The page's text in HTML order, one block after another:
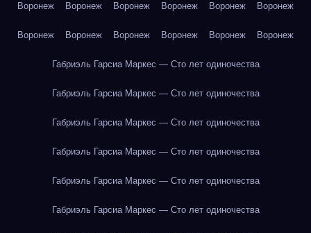
Воронеж Воронеж Воронеж Воронеж Воронеж Воронеж
Воронеж Воронеж Воронеж Воронеж Воронеж Воронеж
Габриэль Гарсиа Маркес — Сто лет одиночества
Габриэль Гарсиа Маркес — Сто лет одиночества
Габриэль Гарсиа Маркес — Сто лет одиночества
Габриэль Гарсиа Маркес — Сто лет одиночества
Габриэль Гарсиа Маркес — Сто лет одиночества
Габриэль Гарсиа Маркес — Сто лет одиночества